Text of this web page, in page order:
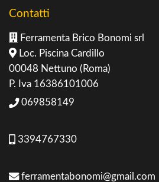
Contatti
Ferramenta Brico Bonomi srl
Loc. Piscina Cardillo
00048 Nettuno (Roma)
P. Iva 16386101006
069858149
3394767330
ferramentabonomi@gmail.com